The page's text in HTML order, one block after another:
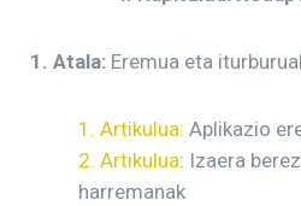
1. Atala: Eremua eta
1. Artikulua: Aplikazio
2. Artikulua: Izaera
harremanak